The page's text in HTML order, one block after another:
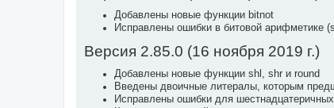
Добавлены новые функции bitnot
Исправлены ошибки в битовой арифметике
Версия 2.85.0 (16 ноября 2019 г.)
Добавлены новые функции shl, shr и round
Введены двоичные литералы, которым
Исправлены ошибки для